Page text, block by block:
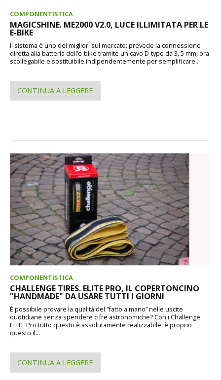
COMPONENTISTICA
MAGICSHINE. ME2000 V2.0, LUCE ILLIMITATA PER LE
E-BIKE
Il sistema è uno dei migliori sul mercato: prevede la connessione
diretta alla batteria dell’e-bike tramite un cavo D-type da 3, 5 mm, ora
scollegabile e sostituibile indipendentemente per semplificare...
CONTINUA A LEGGERE
COMPONENTISTICA
CHALLENGE TIRES. ELITE PRO, IL COPERTONCINO
"HANDMADE" DA USARE TUTTI I GIORNI
È possibile provare la qualità del “fatto a mano” nelle uscite
quotidiane senza spendere cifre astronomiche? Con i Challenge
ELITE Pro tutto questo è assolutamente realizzabile: è proprio
questo il...
CONTINUA A LEGGERE